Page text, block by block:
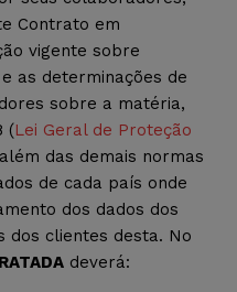
Contrato em
vigente sobre
as determinações de
sobre a matéria,
(Lei Geral de Proteção
das demais normas
de cada país onde
dos dados dos
dos clientes desta. No
deverá: